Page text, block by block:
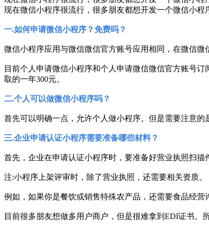
现在微信小程序很流行，很多朋友都想开发一个微信小
一.如何申请微信小程序？免费吗？
微信小程序应用与微信微信官方账号应用相同，在微信微
目前个人申请微信小程序和个人申请微信微信官方账号
取的一年300元。
二.个人可以做微信小程序吗？
首先可以明确一点，允许个人做小程序。但是需要注意
三.企业申请认证小程序需要准备哪些材料？
首先，企业在申请认证小程序时，要准备好营业执照扫
注:小程序上架评审时，除了营业执照，还需要相关资质。
例如，如果你是餐饮或销售特殊农产品，还需要食品经
目前很多朋友想做多用户商户，但是很难拿到EDI证书。